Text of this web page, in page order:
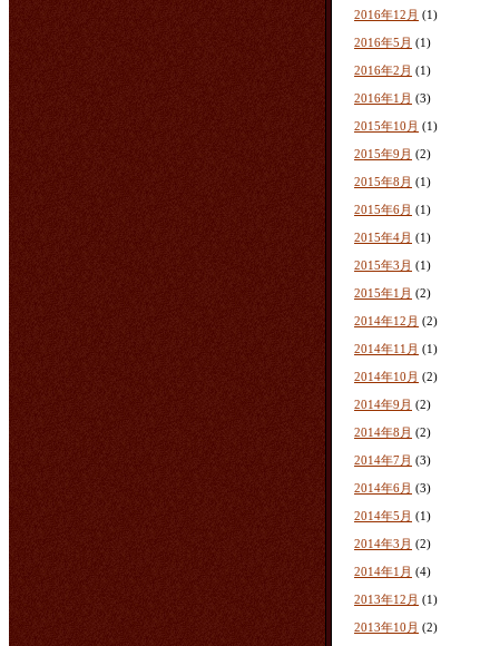
2016年12月 (1)
2016年5月 (1)
2016年2月 (1)
2016年1月 (3)
2015年10月 (1)
2015年9月 (2)
2015年8月 (1)
2015年6月 (1)
2015年4月 (1)
2015年3月 (1)
2015年1月 (2)
2014年12月 (2)
2014年11月 (1)
2014年10月 (2)
2014年9月 (2)
2014年8月 (2)
2014年7月 (3)
2014年6月 (3)
2014年5月 (1)
2014年3月 (2)
2014年1月 (4)
2013年12月 (1)
2013年10月 (2)